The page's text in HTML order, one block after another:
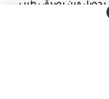
يحصل مين يصدق ، طيب
التاني وأمري لله" ثم